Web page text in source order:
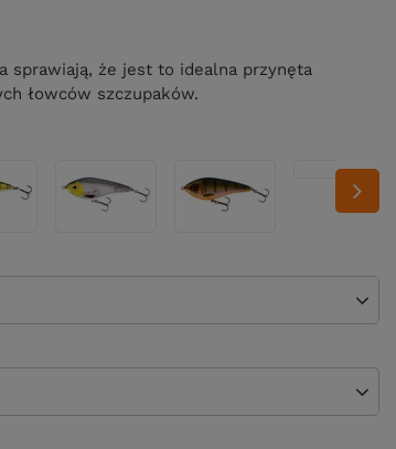
sprawiają, że jest to idealna przynęta
łowców szczupaków.